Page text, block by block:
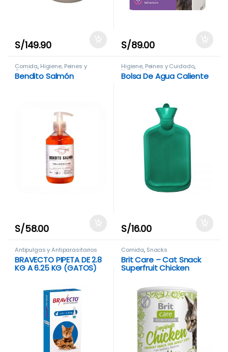
S/149.90 S/89.00
Comida, Higiene, Peines y
Cuidado
Bendito Salmón
S/58.00
Higiene, Peines y Cuidado,
Neonatal
Bolsa De Agua Caliente
S/16.00
Antipulgas y Antiparasitarios
BRAVECTO PIPETA DE 2.8
KG A 6.25 KG (GATOS)
Comida, Snacks
Brit Care – Cat Snack
Superfruit Chicken